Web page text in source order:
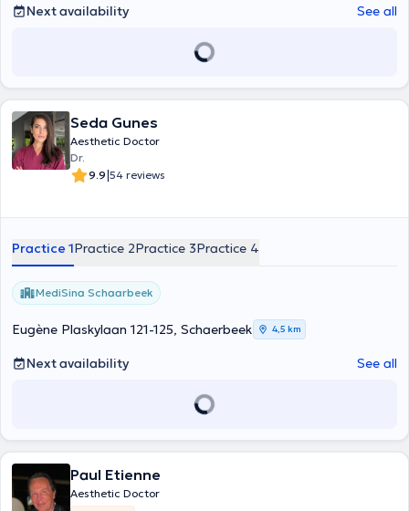
Next availability See all
Seda Gunes
Aesthetic Doctor
Dr.
9.9|54 reviews
Practice 1Practice 2Practice 3Practice 4
MediSina Schaarbeek
Eugène Plaskylaan 121-125, Schaerbeek 4,5 km
Next availability See all
Paul Etienne
Aesthetic Doctor